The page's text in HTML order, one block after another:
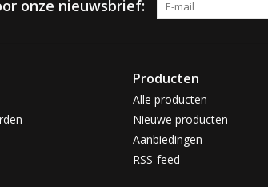
onze nieuwsbrief:
Producten
Alle producten
Nieuwe producten
Aanbiedingen
RSS-feed